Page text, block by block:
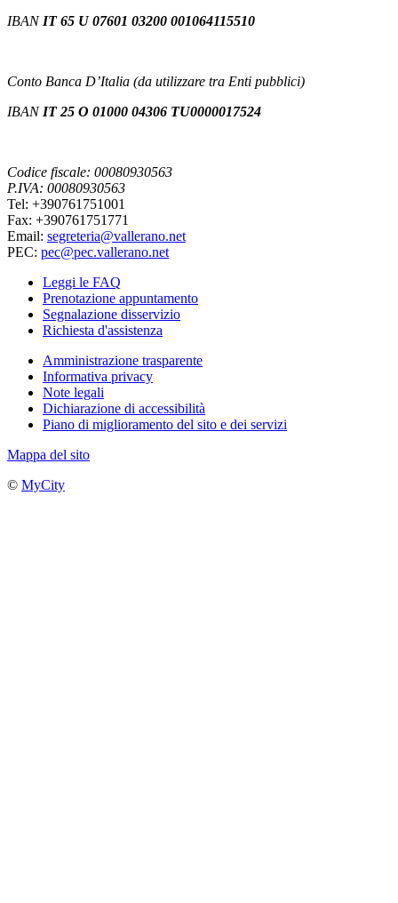
IBANIT 65 U 07601 03200 001064115510
Conto Banca D’Italia (da utilizzare tra Enti pubblici)
IBANIT 25 O 01000 04306 TU0000017524
Codice fiscale: 00080930563
P.IVA: 00080930563
Tel: +390761751001
Fax: +390761751771
Email: segreteria@vallerano.net
PEC: pec@pec.vallerano.net
Leggi le FAQ
Prenotazione appuntamento
Segnalazione disservizio
Richiesta d'assistenza
Amministrazione trasparente
Informativa privacy
Note legali
Dichiarazione di accessibilità
Piano di miglioramento del sito e dei servizi
Mappa del sito
© MyCity